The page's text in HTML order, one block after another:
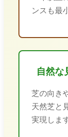
ンスも最
自然な
芝の向き
天然芝と
実現しま